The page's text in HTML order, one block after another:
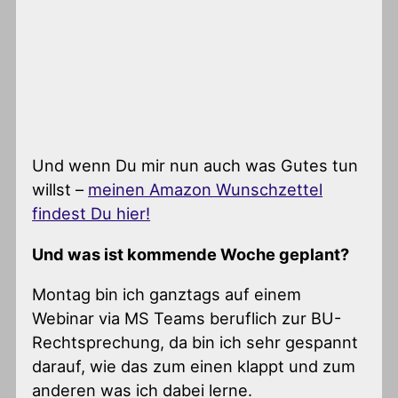
Und wenn Du mir nun auch was Gutes tun
willst – meinen Amazon Wunschzettel
findest Du hier!
Und was ist kommende Woche geplant?
Montag bin ich ganztags auf einem
Webinar via MS Teams beruflich zur BU-
Rechtsprechung, da bin ich sehr gespannt
darauf, wie das zum einen klappt und zum
anderen was ich dabei lerne.